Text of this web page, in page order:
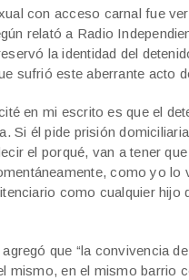
con acceso carnal fue
relató a Radio
la identidad del
sufrió este aberrante acto
en mi escrito es que el
Si él pide prisión
el porqué, van a tener
como yo lo
como cualquier hijo
que “la convivencia
mismo, en el mismo barrio